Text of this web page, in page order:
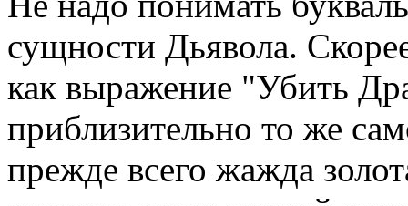
сущности Дьявола.
как выражение "Убить
приблизительно то же
прежде всего жажда